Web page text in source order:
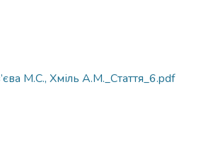
М.С., Хміль А.М._Стаття_6.pdf